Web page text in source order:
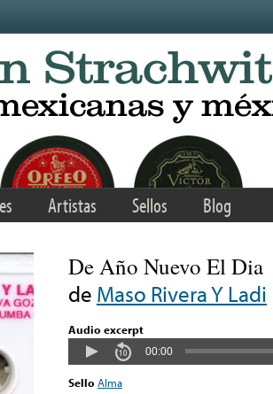
Artistas Sellos Blog
De Año Nuevo El Dia
de Maso Rivera Y Ladi
Audio excerpt
00:00
Sello Alma